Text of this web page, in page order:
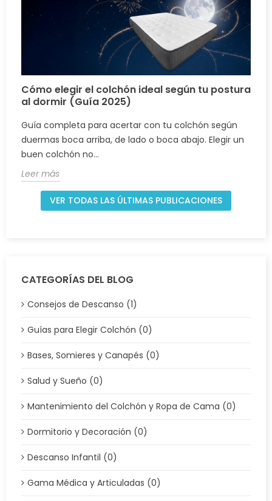
Cómo elegir el colchón ideal según tu postura
al dormir (Guía 2025)
Guía completa para acertar con tu colchón según
duermas boca arriba, de lado o boca abajo. Elegir un
buen colchón no...
Leer más
VER TODAS LAS ÚLTIMAS PUBLICACIONES
CATEGORÍAS DEL BLOG
Consejos de Descanso (1)
Guías para Elegir Colchón (0)
Bases, Somieres y Canapés (0)
Salud y Sueño (0)
Mantenimiento del Colchón y Ropa de Cama (0)
Dormitorio y Decoración (0)
Descanso Infantil (0)
Gama Médica y Articuladas (0)